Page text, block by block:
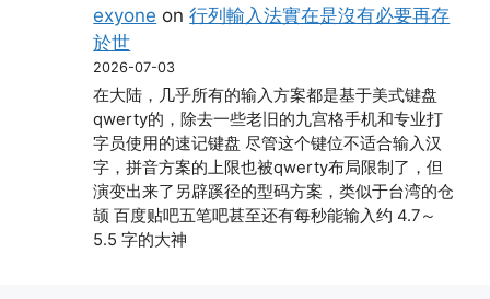
exyone on行列輸入法實在是沒有必要再存
於世
2026-07-03
在大陆，几乎所有的输入方案都是基于美式键盘
qwerty的，除去一些老旧的九宫格手机和专业打
字员使用的速记键盘 尽管这个键位不适合输入汉
字，拼音方案的上限也被qwerty布局限制了，但
演变出来了另辟蹊径的型码方案，类似于台湾的仓
颉 百度贴吧五笔吧甚至还有每秒能输入约 4.7～
5.5 字的大神